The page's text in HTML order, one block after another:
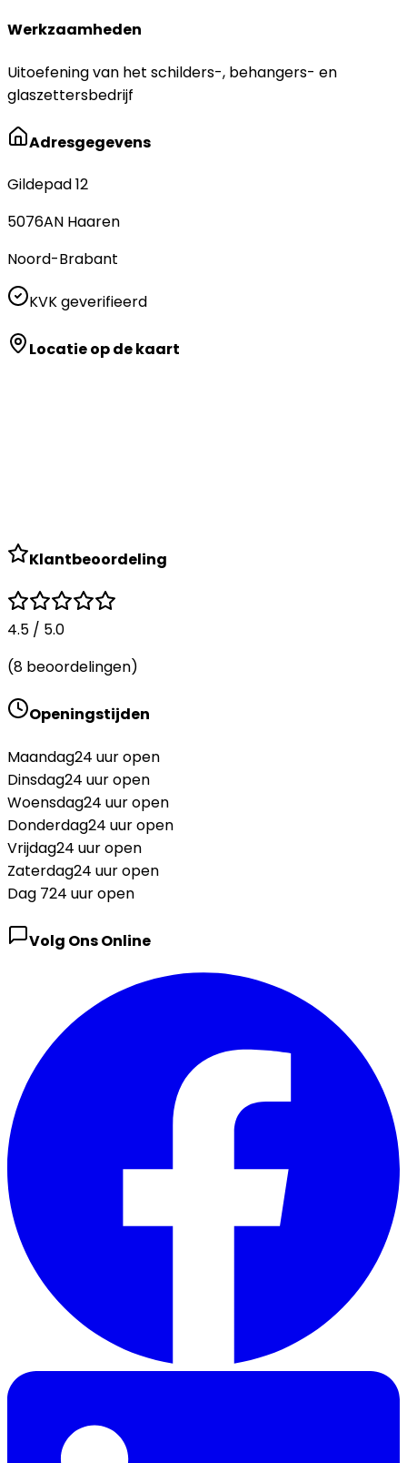
Werkzaamheden
Uitoefening van het schilders-, behangers- en
glaszettersbedrijf
Adresgegevens
Gildepad 12
5076AN Haaren
Noord-Brabant
KVK geverifieerd
Locatie op de kaart
Klantbeoordeling
4.5 / 5.0
(8 beoordelingen)
Openingstijden
Maandag24 uur open
Dinsdag24 uur open
Woensdag24 uur open
Donderdag24 uur open
Vrijdag24 uur open
Zaterdag24 uur open
Dag 724 uur open
Volg Ons Online